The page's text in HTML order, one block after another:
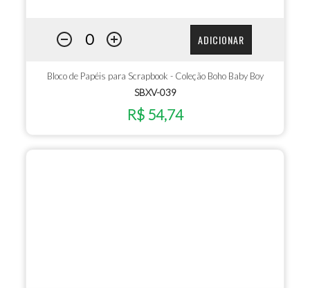
ADICIONAR
Bloco de Papéis para Scrapbook - Coleção Boho Baby Boy
SBXV-039
R$ 54,74